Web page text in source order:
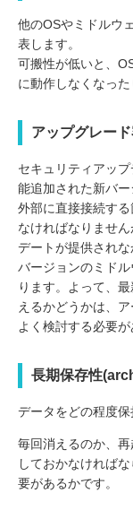
他のOSやミドルウ
表します。
可搬性が低いと、
に動作しなくなった
アップグレー
セキュリティアッ
能追加された新バー
外部に直接接続す
なければなりませ
デートが提供され
バージョンのミド
ります。よって、
えるかどうかは、
よく検討する必要が
長期保存性
データをどの程度保
毎回消えるのか、
しておかなければ
要があるかです。